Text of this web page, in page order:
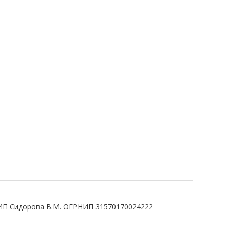
Сидорова В.М. ОГРНИП 31570170024222